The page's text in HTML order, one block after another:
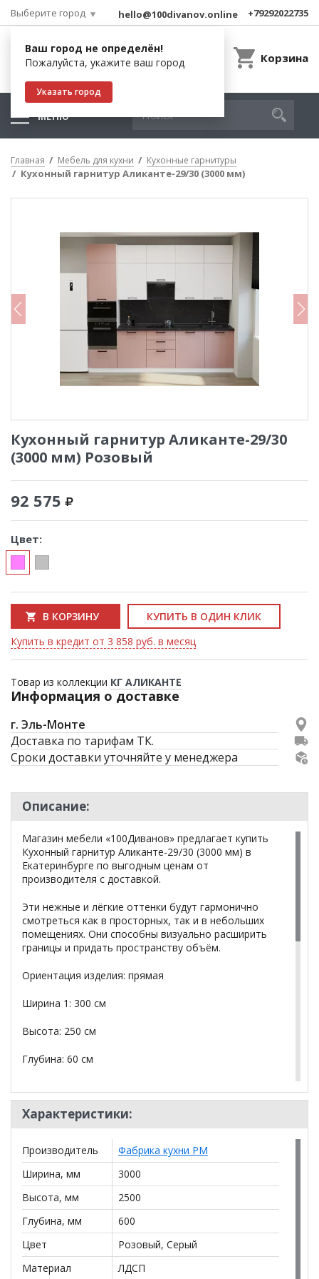
Выберите город
Ваш город не определён!
Пожалуйста, укажите ваш город
Указать город
hello@100divanov.online +79292022735
Корзина
МЕНЮ
Главная Мебель для кухни Кухонные гарнитуры
Кухонный гарнитур Аликанте-29/30 (3000 мм)
Кухонный гарнитур Аликанте-29/30
(3000 мм) Розовый
92 575
Цвет:
В КОРЗИНУ
КУПИТЬ В ОДИН КЛИК
Купить в кредит от 3 858 руб. в месяц
Товар из коллекции КГ АЛИКАНТЕ
Информация о доставке
г. Эль-Монте
Доставка по тарифам ТК.
Сроки доставки уточняйте у менеджера
Описание:
Магазин мебели «100Диванов» предлагает купить
Кухонный гарнитур Аликанте-29/30 (3000 мм) в
Екатеринбурге по выгодным ценам от
производителя с доставкой.
Эти нежные и лёгкие оттенки будут гармонично
смотреться как в просторных, так и в небольших
помещениях. Они способны визуально расширить
границы и придать пространству объём.
Ориентация изделия: прямая
Ширина 1: 300 см
Высота: 250 см
Глубина: 60 см
Материал корпуса: ЛДСП
Аликанте 29: Цвет фасада: Шарли Pink, Шарли
белый, корпус Серый, столешница 28мм: Каспий
черное золото
Аликанте 30: Цвет фасада: Чесура светлая, Чесура
темная, корпус Дуб сонома, столешница 28мм Дуб
сонома
*Дополнительную информацию о том, как купить
Характеристики:
Производитель
Фабрика кухни РМ
Ширина, мм
3000
Высота, мм
2500
Глубина, мм
600
Цвет
Розовый, Серый
Материал
ЛДСП